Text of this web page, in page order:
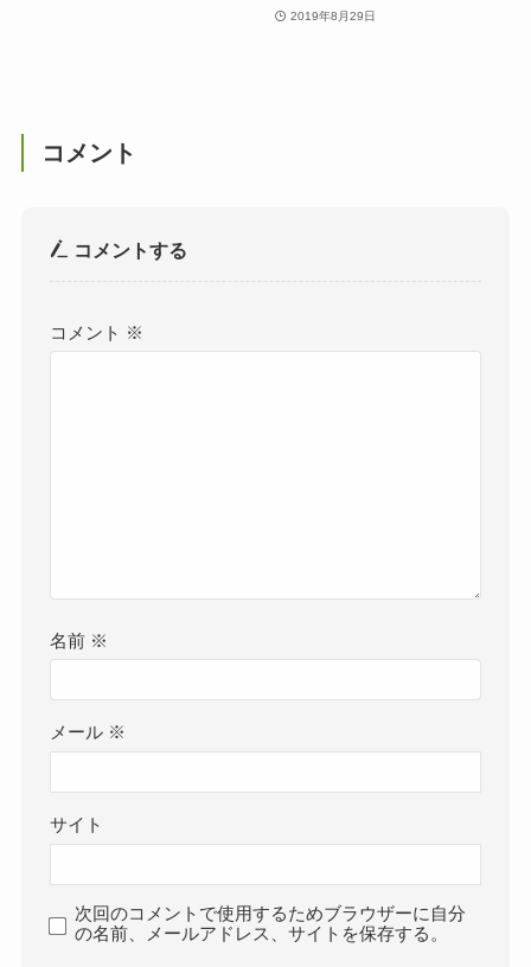
2019年8月29日
コメント
コメントする
コメント ※
名前 ※
メール ※
サイト
次回のコメントで使用するためブラウザーに自分
の名前、メールアドレス、サイトを保存する。